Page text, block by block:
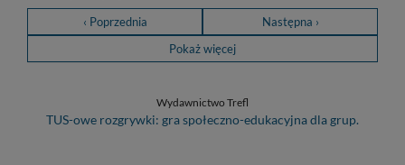
‹ Poprzednia
Następna ›
Pokaż więcej
Wydawnictwo Trefl
TUS-owe rozgrywki: gra społeczno-edukacyjna dla grup.